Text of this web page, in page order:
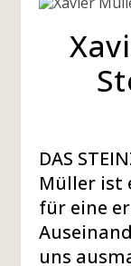
DAS
Müller ist
für eine
uns